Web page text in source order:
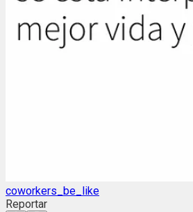
coworkers_be_like
Reportar